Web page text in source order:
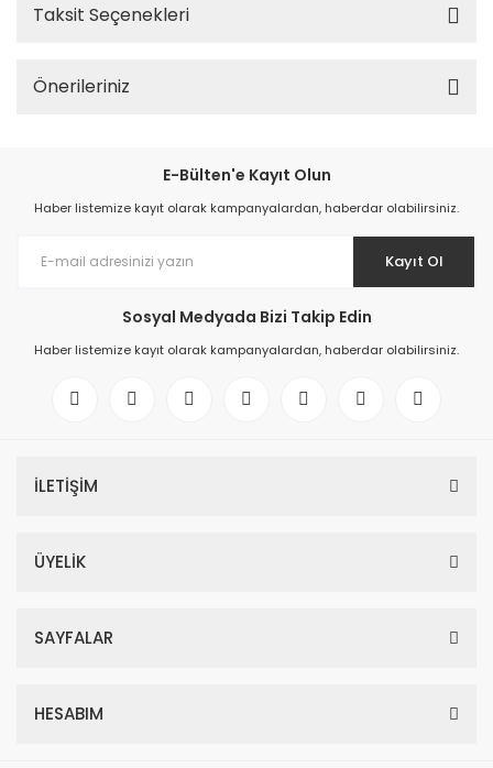
Taksit Seçenekleri
Önerileriniz
E-Bülten'e Kayıt Olun
Haber listemize kayıt olarak kampanyalardan, haberdar olabilirsiniz.
Kayıt Ol
Sosyal Medyada Bizi Takip Edin
Haber listemize kayıt olarak kampanyalardan, haberdar olabilirsiniz.
İLETİŞİM
ÜYELİK
SAYFALAR
HESABIM